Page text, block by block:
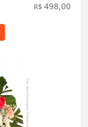
R$ 498,00